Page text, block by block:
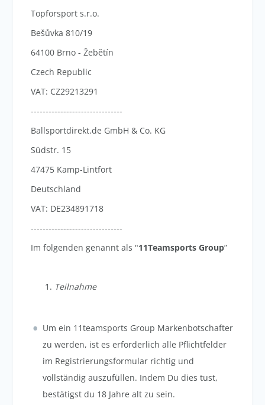
Topforsport s.r.o.
Bešůvka 810/19
64100 Brno - Žebětín
Czech Republic
VAT: CZ29213291
-------------------------------
Ballsportdirekt.de GmbH & Co. KG
Südstr. 15
47475 Kamp-Lintfort
Deutschland
VAT: DE234891718
-------------------------------
Im folgenden genannt als "11Teamsports Group”
Teilnahme
Um ein 11teamsports Group Markenbotschafter
zu werden, ist es erforderlich alle Pflichtfelder
im Registrierungsformular richtig und
vollständig auszufüllen. Indem Du dies tust,
bestätigst du 18 Jahre alt zu sein.